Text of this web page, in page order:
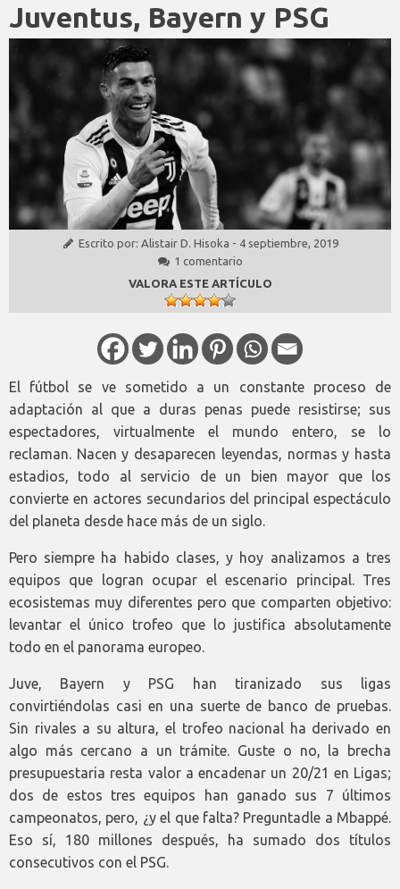
Juventus, Bayern y PSG
Escrito por: Alistair D. Hisoka - 4 septiembre, 2019
1 comentario
VALORA ESTE ARTÍCULO
El fútbol se ve sometido a un constante proceso de
adaptación al que a duras penas puede resistirse; sus
espectadores, virtualmente el mundo entero, se lo
reclaman. Nacen y desaparecen leyendas, normas y hasta
estadios, todo al servicio de un bien mayor que los
convierte en actores secundarios del principal espectáculo
del planeta desde hace más de un siglo.
Pero siempre ha habido clases, y hoy analizamos a tres
equipos que logran ocupar el escenario principal. Tres
ecosistemas muy diferentes pero que comparten objetivo:
levantar el único trofeo que lo justifica absolutamente
todo en el panorama europeo.
Juve, Bayern y PSG han tiranizado sus ligas
convirtiéndolas casi en una suerte de banco de pruebas.
Sin rivales a su altura, el trofeo nacional ha derivado en
algo más cercano a un trámite. Guste o no, la brecha
presupuestaria resta valor a encadenar un 20/21 en Ligas;
dos de estos tres equipos han ganado sus 7 últimos
campeonatos, pero, ¿y el que falta? Preguntadle a Mbappé.
Eso sí, 180 millones después, ha sumado dos títulos
consecutivos con el PSG.